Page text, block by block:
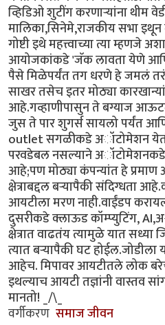
व्हिडिओ शुटींग करणार्‍यांना थीम
मालिका,सिनेमे,राजकीय सभा इथून
गोष्टी इथे महत्त्वाच्या त्या म्हणजे
आयोजकांकडे 'जॅक लावता येणे आणि
पैसे मिळेपर्यंत तग धरणे हे जमलं
साखर तसेच इतर मोठ्या
आहे.गव्हाणीपासुन ते बग्याज
जुस ते पार शुगर्स सायलो पर्यंत
outlet सगळीकडे अॉटोमेशन येतं
परवडेबल नसल्याने
आहे;पण मोठ्या कंपन्यांत हे
क्षेत्राबद्दल बर्‍यापैकी संदिग्धता
आयटीला मरण नाही.वाईंडप
दुसरीकडे क्लाऊड कॉम्प्युटिंग,
क्षेत्रात वाढतंय त्यामुळे यात
त्यात बर्‍यापैकी घट होईल.जोडीला
आहेच. मिपावर आयटीतले लोक
इथल्याच आयटी तज्ञांनी वास्तव
मानतो! _/\_
वर्गीकरण समाज जीवन